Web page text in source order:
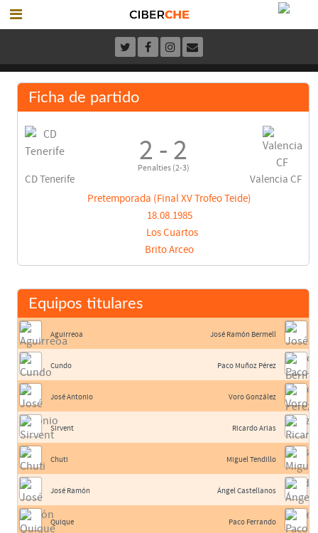
Ficha de partido
CD Tenerife
2 - 2
Penalties (2-3)
Valencia CF
Pretemporada (Final XV Trofeo Teide)
18.08.1985
Los Cuartos
Brito Arceo
Equipos titulares
Aguirreoa
Cundo
José Antonio
Sirvent
Chuti
José Ramón
Quique
José Ramón Bermell
Paco Muñoz Pérez
Voro González
Ricardo Arias
Miguel Tendillo
Ángel Castellanos
Paco Ferrando